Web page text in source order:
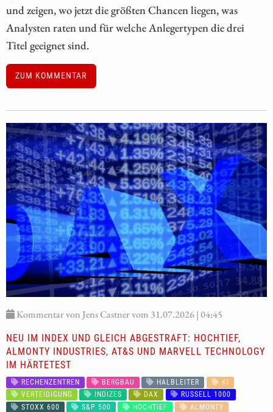
und zeigen, wo jetzt die größten Chancen liegen, was
Analysten raten und für welche Anlegertypen die drei
Titel geeignet sind.
ZUM KOMMENTAR
Kommentar von Jens Castner vom 31.07.2026 | 04:45
NEU IM INDEX UND GLEICH ABGESTRAFT: HOCHTIEF,
ALMONTY INDUSTRIES, AT&S UND MARVELL TECHNOLOGY
IM HÄRTETEST
RECHENZENTREN BERGBAU HALBLEITER
KI
VERTEIDIGUNG
INDIZES DAX
RUSSELL 1000
STOXX 600
S&P 500 HOCHTIEF
ALMONTY